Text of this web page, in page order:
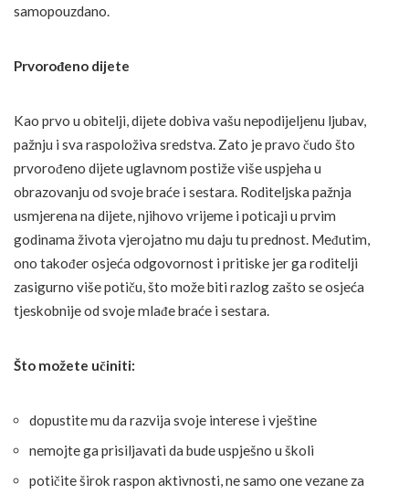
samopouzdano.
Prvorođeno dijete
Kao prvo u obitelji, dijete dobiva vašu nepodijeljenu ljubav,
pažnju i sva raspoloživa sredstva. Zato je pravo čudo što
prvorođeno dijete uglavnom postiže više uspjeha u
obrazovanju od svoje braće i sestara. Roditeljska pažnja
usmjerena na dijete, njihovo vrijeme i poticaji u prvim
godinama života vjerojatno mu daju tu prednost. Međutim,
ono također osjeća odgovornost i pritiske jer ga roditelji
zasigurno više potiču, što može biti razlog zašto se osjeća
tjeskobnije od svoje mlađe braće i sestara.
Što možete učiniti:
dopustite mu da razvija svoje interese i vještine
nemojte ga prisiljavati da bude uspješno u školi
potičite širok raspon aktivnosti, ne samo one vezane za